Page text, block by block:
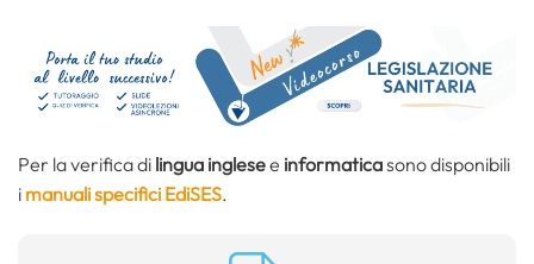
Per la verifica di lingua inglesee informaticasono disponibili
i manuali specifici EdiSES.